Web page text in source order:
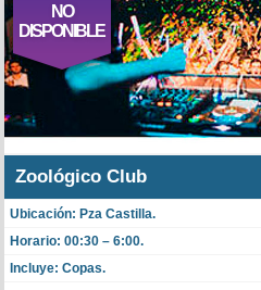
NO
DISPONIBLE
Zoológico Club
Ubicación: Pza Castilla.
Horario: 00:30 – 6:00.
Incluye: Copas.